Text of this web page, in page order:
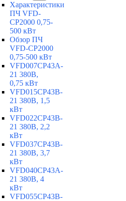
Характеристики
ПЧ VFD-
CP2000 0,75-
500 кВт
Обзор ПЧ
VFD-CP2000
0,75-500 кВт
VFD007CP43A-
21 380В,
0,75 кВт
VFD015CP43B-
21 380В, 1,5
кВт
VFD022CP43B-
21 380В, 2,2
кВт
VFD037CP43B-
21 380В, 3,7
кВт
VFD040CP43A-
21 380В, 4
кВт
VFD055CP43B-